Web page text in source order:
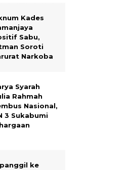
Kades
Sabu,
Soroti
Narkoba
Syarah
Rahmah
Nasional,
3 Sukabumi
ke